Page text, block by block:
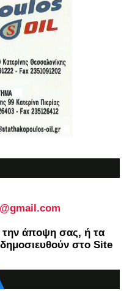
την άποψη σας, ή τα
στο Site